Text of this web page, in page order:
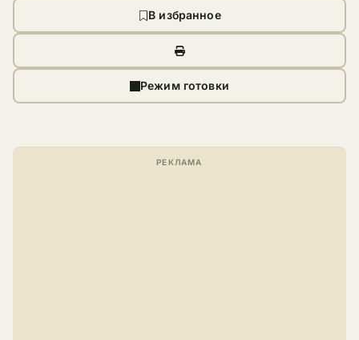
В избранное
Режим готовки